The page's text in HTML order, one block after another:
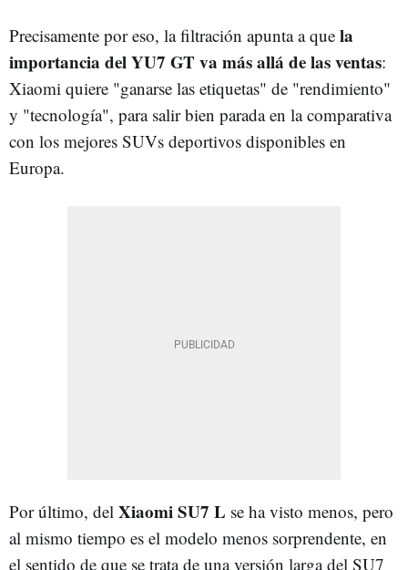
Precisamente por eso, la filtración apunta a que la
importancia del YU7 GT va más allá de las ventas:
Xiaomi quiere "ganarse las etiquetas" de "rendimiento"
y "tecnología", para salir bien parada en la comparativa
con los mejores SUVs deportivos disponibles en
Europa.
Por último, del Xiaomi SU7 L se ha visto menos, pero
al mismo tiempo es el modelo menos sorprendente, en
el sentido de que se trata de una versión larga del SU7